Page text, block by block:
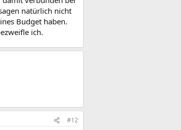
natürlich nicht
Budget haben.
ich.
#12